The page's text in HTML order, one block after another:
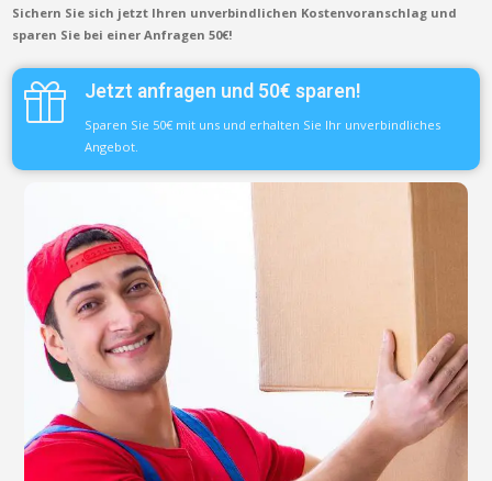
Sichern Sie sich jetzt Ihren unverbindlichen Kostenvoranschlag und
sparen Sie bei einer Anfragen 50€!
Jetzt anfragen und 50€ sparen!
Sparen Sie 50€ mit uns und erhalten Sie Ihr unverbindliches
Angebot.